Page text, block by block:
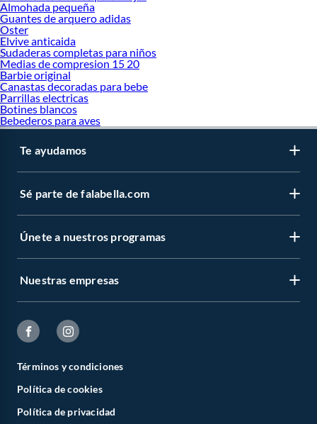
Almohada pequeña
Guantes de arquero adidas
Oster
Elvive anticaida
Sudaderas completas para niños
Medias de compresion 15 20
Barbie original
Canastas decoradas para bebe
Parrillas electricas
Botines blancos
Bebederos para aves
Te ayudamos
Sé parte de falabella.com
Únete a nuestros programas
Nuestras empresas
Términos y condiciones
Política de cookies
Política de privacidad